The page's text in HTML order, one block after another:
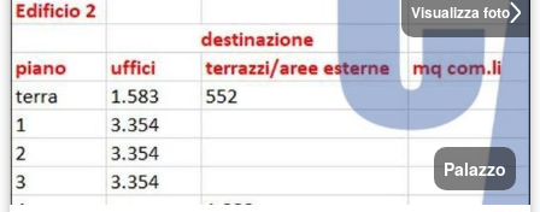
Visualizza foto
Palazzo